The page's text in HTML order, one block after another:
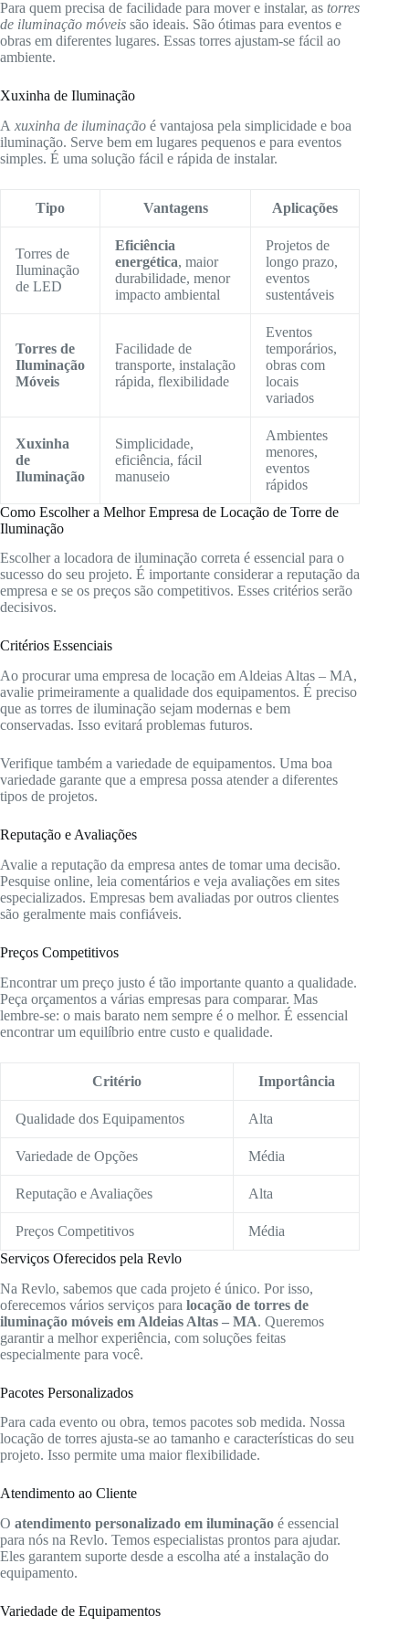
Para quem precisa de facilidade para mover e instalar, as torres
de iluminação móveis são ideais. São ótimas para eventos e
obras em diferentes lugares. Essas torres ajustam-se fácil ao
ambiente.
Xuxinha de Iluminação
A xuxinha de iluminação é vantajosa pela simplicidade e boa
iluminação. Serve bem em lugares pequenos e para eventos
simples. É uma solução fácil e rápida de instalar.
Tipo Vantagens Aplicações
Torres de
Iluminação
de LED
Eficiência
energética, maior
durabilidade, menor
impacto ambiental
Projetos de
longo prazo,
eventos
sustentáveis
Torres de
Iluminação
Móveis
Facilidade de
transporte, instalação
rápida, flexibilidade
Eventos
temporários,
obras com
locais
variados
Xuxinha
de
Iluminação
Simplicidade,
eficiência, fácil
manuseio
Ambientes
menores,
eventos
rápidos
Como Escolher a Melhor Empresa de Locação de Torre de
Iluminação
Escolher a locadora de iluminação correta é essencial para o
sucesso do seu projeto. É importante considerar a reputação da
empresa e se os preços são competitivos. Esses critérios serão
decisivos.
Critérios Essenciais
Ao procurar uma empresa de locação em Aldeias Altas – MA,
avalie primeiramente a qualidade dos equipamentos. É preciso
que as torres de iluminação sejam modernas e bem
conservadas. Isso evitará problemas futuros.
Verifique também a variedade de equipamentos. Uma boa
variedade garante que a empresa possa atender a diferentes
tipos de projetos.
Reputação e Avaliações
Avalie a reputação da empresa antes de tomar uma decisão.
Pesquise online, leia comentários e veja avaliações em sites
especializados. Empresas bem avaliadas por outros clientes
são geralmente mais confiáveis.
Preços Competitivos
Encontrar um preço justo é tão importante quanto a qualidade.
Peça orçamentos a várias empresas para comparar. Mas
lembre-se: o mais barato nem sempre é o melhor. É essencial
encontrar um equilíbrio entre custo e qualidade.
Critério Importância
Qualidade dos Equipamentos Alta
Variedade de Opções Média
Reputação e Avaliações Alta
Preços Competitivos
Média
Serviços Oferecidos pela Revlo
Na Revlo, sabemos que cada projeto é único. Por isso,
oferecemos vários serviços para locação de torres de
iluminação móveis em Aldeias Altas – MA. Queremos
garantir a melhor experiência, com soluções feitas
especialmente para você.
Pacotes Personalizados
Para cada evento ou obra, temos pacotes sob medida. Nossa
locação de torres ajusta-se ao tamanho e características do seu
projeto. Isso permite uma maior flexibilidade.
Atendimento ao Cliente
O atendimento personalizado em iluminação é essencial
para nós na Revlo. Temos especialistas prontos para ajudar.
Eles garantem suporte desde a escolha até a instalação do
equipamento.
Variedade de Equipamentos